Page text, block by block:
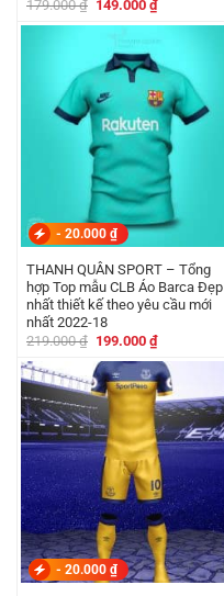
179.000₫ Giá
là:
179.000 ₫.
149.000 ₫Giá
hiện
tại
- 20.000 ₫
THANH QUÂN SPORT – Tổng
hợp Top mẫu CLB Áo Barca Đẹp
nhất thiết kế theo yêu cầu mới
nhất 2022-18
219.000₫ Giá
là:
219.000 ₫.
199.000 ₫Giá
hiện
tại
là:
199.000 ₫.
- 20.000 ₫